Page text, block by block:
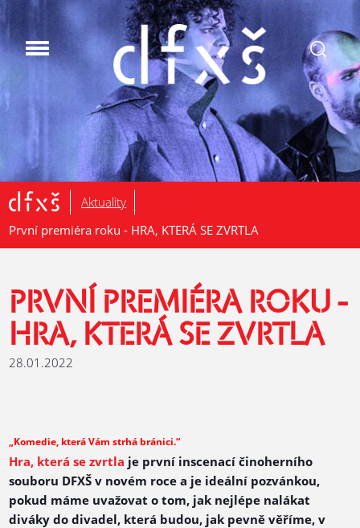
.
Aktuality
První premiéra roku - HRA, KTERÁ SE ZVRTLA
PRVNÍ PREMIÉRA ROKU -
HRA, KTERÁ SE ZVRTLA
28.01.2022
„Komedie, která Vám strhá bránici.“
Hra, která se zvrtla je první inscenací činoherního
souboru DFXŠ v novém roce a je ideální pozvánkou,
pokud máme uvažovat o tom, jak nejlépe nalákat
diváky do divadel, která budou, jak pevně věříme, v